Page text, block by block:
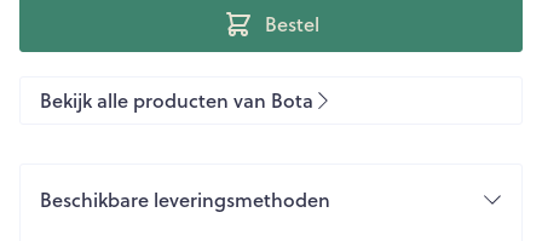
Bestel
Bekijk alle producten van Bota
Beschikbare leveringsmethoden